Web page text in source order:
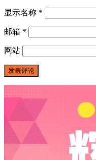
显示名称 *
邮箱 *
网站